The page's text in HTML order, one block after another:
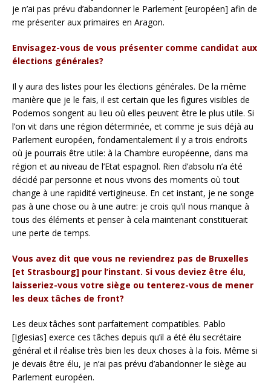
je n’ai pas prévu d’abandonner le Parlement [européen] afin de
me présenter aux primaires en Aragon.
Envisagez-vous de vous présenter comme candidat aux
élections générales?
Il y aura des listes pour les élections générales. De la même
manière que je le fais, il est certain que les figures visibles de
Podemos songent au lieu où elles peuvent être le plus utile. Si
l’on vit dans une région déterminée, et comme je suis déjà au
Parlement européen, fondamentalement il y a trois endroits
où je pourrais être utile: à la Chambre européenne, dans ma
région et au niveau de l’Etat espagnol. Rien d’absolu n’a été
décidé par personne et nous vivons des moments où tout
change à une rapidité vertigineuse. En cet instant, je ne songe
pas à une chose ou à une autre: je crois qu’il nous manque à
tous des éléments et penser à cela maintenant constituerait
une perte de temps.
Vous avez dit que vous ne reviendrez pas de Bruxelles
[et Strasbourg] pour l’instant. Si vous deviez être élu,
laisseriez-vous votre siège ou tenterez-vous de mener
les deux tâches de front?
Les deux tâches sont parfaitement compatibles. Pablo
[Iglesias] exerce ces tâches depuis qu’il a été élu secrétaire
général et il réalise très bien les deux choses à la fois. Même si
je devais être élu, je n’ai pas prévu d’abandonner le siège au
Parlement européen.